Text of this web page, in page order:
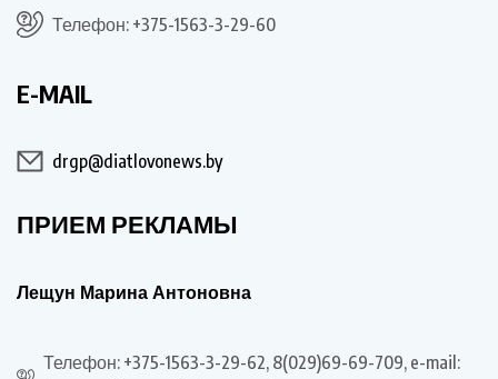
Телефон: +375-1563-3-29-60
E-MAIL
drgp@diatlovonews.by
ПРИЕМ РЕКЛАМЫ
Лещун Марина Антоновна
Телефон: +375-1563-3-29-62, 8(029)69-69-709, e-mail: